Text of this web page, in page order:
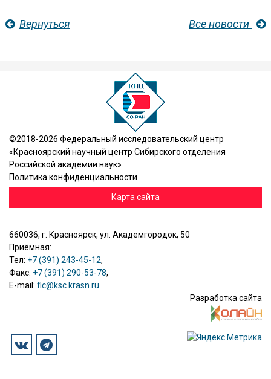
Вернуться Все новости
©2018-2026 Федеральный исследовательский центр
«Красноярский научный центр Сибирского отделения
Российской академии наук»
Политика конфиденциальности
Карта сайта
660036, г. Красноярск, ул. Академгородок, 50
Приёмная:
Тел: +7 (391) 243-45-12,
Факс: +7 (391) 290-53-78,
E-mail: fic@ksc.krasn.ru
Разработка сайта